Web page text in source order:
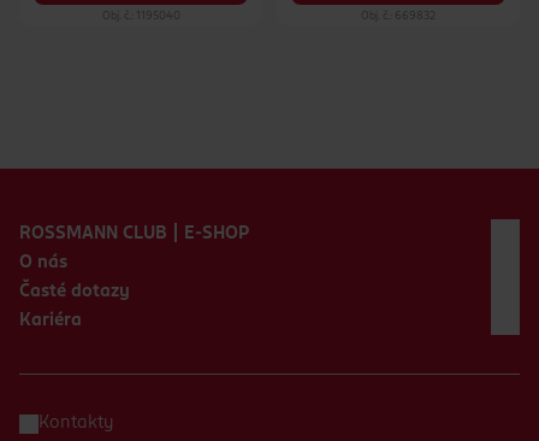
Obj. č.: 1195040 Obj. č.: 669832
ROSSMANN CLUB | E-SHOP
O nás
Časté dotazy
Kariéra
Kontakty